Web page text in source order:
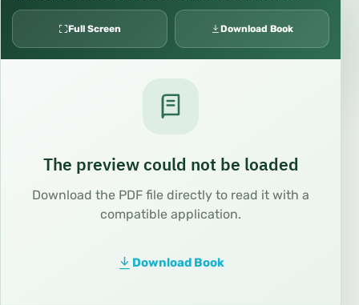
Full Screen Download Book
The preview could not be loaded
Download the PDF file directly to read it with a
compatible application.
Download Book